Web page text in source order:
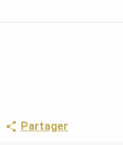
Partager